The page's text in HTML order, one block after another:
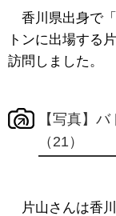
香川県出身で
トンに出場する
訪問しました。
【写真】
（21）
片山さんは香